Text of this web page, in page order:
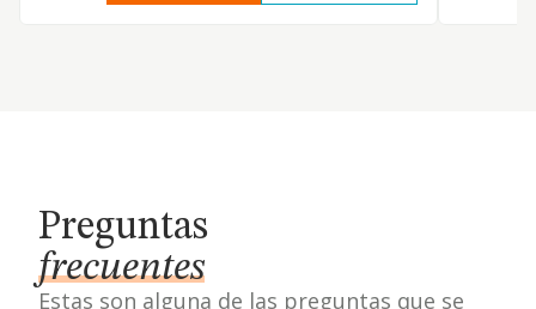
Preguntas
frecuentes
Estas son alguna de las preguntas que se